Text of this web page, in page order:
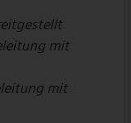
mit
mit